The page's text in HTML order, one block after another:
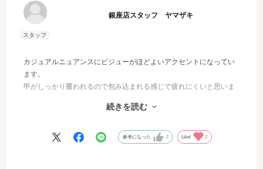
銀座店スタッフ ヤマザキ
カジュアルニュアンスにビジューがほどよいアクセントになってい
ます。
甲がしっかり覆われるので包み込まれる感じで疲れにくいと思いま
サイズ感は ゆったりしています。甲のベルトは調節出来ません
私は いつも選んでいるサイズでちょうどよかったです。
続きを読む
参考になった 2 Like! 2